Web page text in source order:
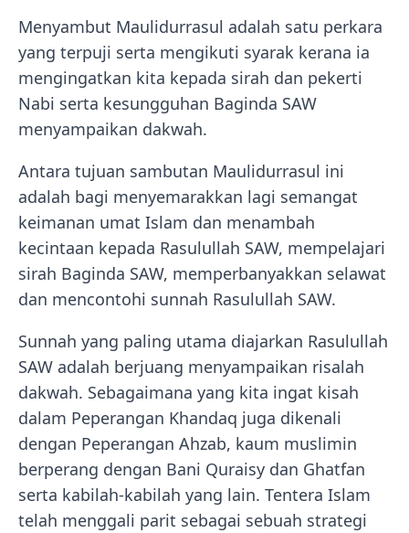
Menyambut Maulidurrasul adalah satu perkara
yang terpuji serta mengikuti syarak kerana ia
mengingatkan kita kepada sirah dan pekerti
Nabi serta kesungguhan Baginda SAW
menyampaikan dakwah.
Antara tujuan sambutan Maulidurrasul ini
adalah bagi menyemarakkan lagi semangat
keimanan umat Islam dan menambah
kecintaan kepada Rasulullah SAW, mempelajari
sirah Baginda SAW, memperbanyakkan selawat
dan mencontohi sunnah Rasulullah SAW.
Sunnah yang paling utama diajarkan Rasulullah
SAW adalah berjuang menyampaikan risalah
dakwah. Sebagaimana yang kita ingat kisah
dalam Peperangan Khandaq juga dikenali
dengan Peperangan Ahzab, kaum muslimin
berperang dengan Bani Quraisy dan Ghatfan
serta kabilah-kabilah yang lain. Tentera Islam
telah menggali parit sebagai sebuah strategi